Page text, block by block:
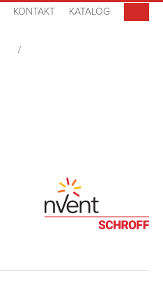
KONTAKT KATALOG